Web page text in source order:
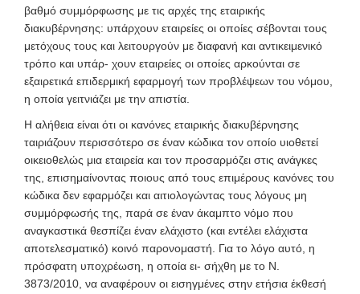
βαθμό συμμόρφωσης με τις αρχές της εταιρικής
διακυβέρνησης: υπάρχουν εταιρείες οι οποίες σέβονται τους
μετόχους τους και λειτουργούν με διαφανή και αντικειμενικό
τρόπο και υπάρ- χουν εταιρείες οι οποίες αρκούνται σε
εξαιρετικά επιδερμική εφαρμογή των προβλέψεων του νόμου,
η οποία γειτνιάζει με την απιστία.
Η αλήθεια είναι ότι οι κανόνες εταιρικής διακυβέρνησης
ταιριάζουν περισσότερο σε έναν κώδικα τον οποίο υιοθετεί
οικειοθελώς μια εταιρεία και τον προσαρμόζει στις ανάγκες
της, επισημαίνοντας ποιους από τους επιμέρους κανόνες του
κώδικα δεν εφαρμόζει και αιτιολογώντας τους λόγους μη
συμμόρφωσής της, παρά σε έναν άκαμπτο νόμο που
αναγκαστικά θεσπίζει έναν ελάχιστο (και εντέλει ελάχιστα
αποτελεσματικό) κοινό παρονομαστή. Για το λόγο αυτό, η
πρόσφατη υποχρέωση, η οποία ει- σήχθη με το Ν.
3873/2010, να αναφέρουν οι εισηγμένες στην ετήσια έκθεσή